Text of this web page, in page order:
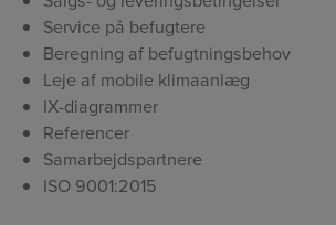
Service på befugtere
Beregning af befugtningsbehov
Leje af mobile klimaanlæg
IX-diagrammer
Referencer
Samarbejdspartnere
ISO 9001:2015